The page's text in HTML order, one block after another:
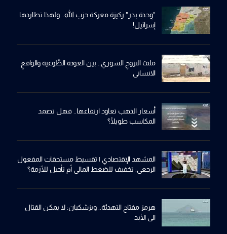
"وِحدة بدر" ركيزة معركة حزب الله.. ولهذا تطاردها
إسرائيل!
ملفّ النزوحِ السوري.. بين العودة الطَّوعية والواقعِ
الانساني
أسعار الذهب تعاود ارتفاعها.. فهل تصمد
المكاسب طويلًا؟
المشهد الإقتصادي | تقسيط مستحقات المفعول
الرجعي: تخفيف للضغط المالي أم تأجيل للأزمة؟
هرمز مفتاح التهدئة.. وبزشكيان: لا يمكن القتال
الى الأبد